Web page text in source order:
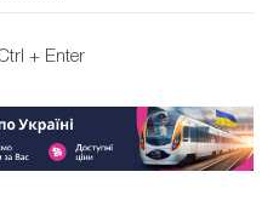
+ Enter